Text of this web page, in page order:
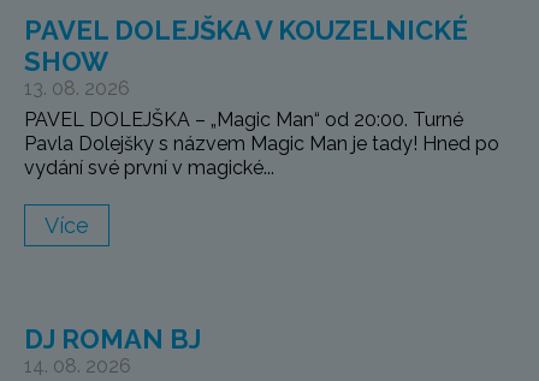
PAVEL DOLEJŠKA V KOUZELNICKÉ
SHOW
13. 08. 2026
PAVEL DOLEJŠKA – „Magic Man“ od 20:00. Turné
Pavla Dolejšky s názvem Magic Man je tady! Hned po
vydání své první v magické...
Více
DJ ROMAN BJ
14. 08. 2026